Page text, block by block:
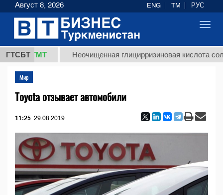
ГТСБТ
ТМТ Неочищенная глицирризиновая кислота
Мир
Toyota отзывает автомобили
11:25 29.08.2019
Август 8, 2026 ENG TM РУС